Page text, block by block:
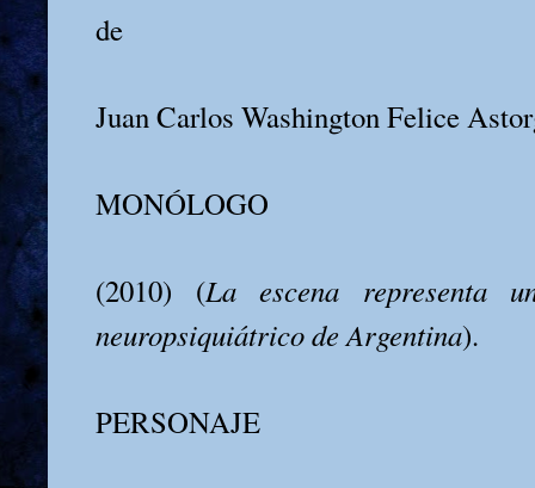
de
Juan Carlos Washington Felice
MONÓLOGO
(2010) (La escena representa
neuropsiquiátrico de Argentina).
PERSONAJE